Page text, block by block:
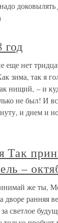
доковылять
год
еще нет
зима, так я
нищий, – и
не был! И
и днем и
Так
–
же ты,
дворе ранняя
светлое